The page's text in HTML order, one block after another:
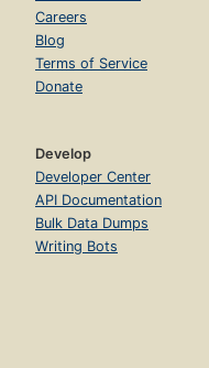
Careers
Blog
Terms of Service
Donate
Develop
Developer Center
API Documentation
Bulk Data Dumps
Writing Bots